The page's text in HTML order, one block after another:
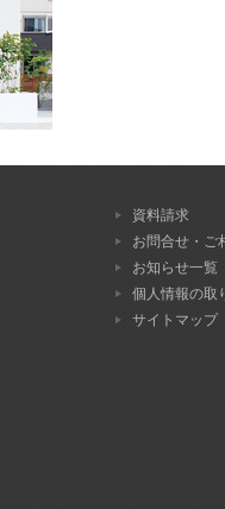
資料請求
お問合せ・ご
お知らせ一覧
個人情報の取
サイトマップ